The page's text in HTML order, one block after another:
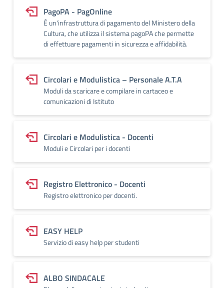
PagoPA - PagOnline
É un'infrastruttura di pagamento del Ministero della
Cultura, che utilizza il sistema pagoPA che permette
di effettuare pagamenti in sicurezza e affidabilità.
Circolari e Modulistica – Personale A.T.A
Moduli da scaricare e compilare in cartaceo e
comunicazioni di Istituto
Circolari e Modulistica - Docenti
Moduli e Circolari per i docenti
Registro Elettronico - Docenti
Registro elettronico per docenti.
EASY HELP
Servizio di easy help per studenti
ALBO SINDACALE